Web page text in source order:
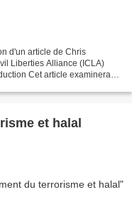
d'un article de Chris
Liberties Alliance (ICLA)
Cet article examinera la
et halal